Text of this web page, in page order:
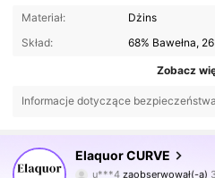
Materiał:
Dżins
Skład:
Zobacz
Informacje dotyczące
Elaquor CURVE
u***4zaobserwował(-a)